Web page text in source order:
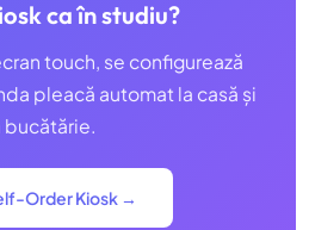
ca în studiu?
touch, se configurează
pleacă automat la casă și
bucătărie.
Order Kiosk →